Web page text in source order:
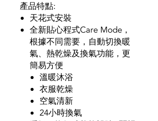
產品特點:
天花式安裝
全新貼心程式Care Mode，
根據不同需要，自動切換暖
氣、熱乾燥及換氣功能，更
簡易方便
溫暖沐浴
衣服乾燥
空氣清新
24小時換氣